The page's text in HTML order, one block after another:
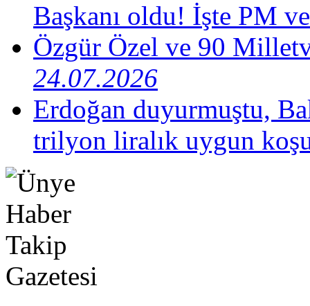
Başkanı oldu! İşte PM
Özgür Özel ve 90
24.07.2026
Erdoğan duyurmuştu,
trilyon liralık uygun